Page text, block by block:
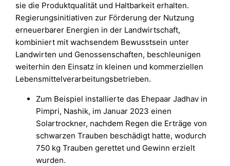
sie die Produktqualität und Haltbarkeit erhalten.
Regierungsinitiativen zur Förderung der Nutzung
erneuerbarer Energien in der Landwirtschaft,
kombiniert mit wachsendem Bewusstsein unter
Landwirten und Genossenschaften, beschleunigen
weiterhin den Einsatz in kleinen und kommerziellen
Lebensmittelverarbeitungsbetrieben.
Zum Beispiel installierte das Ehepaar Jadhav in
Pimpri, Nashik, im Januar 2023 einen
Solartrockner, nachdem Regen die Erträge von
schwarzen Trauben beschädigt hatte, wodurch
750 kg Trauben gerettet und Gewinn erzielt
wurden.